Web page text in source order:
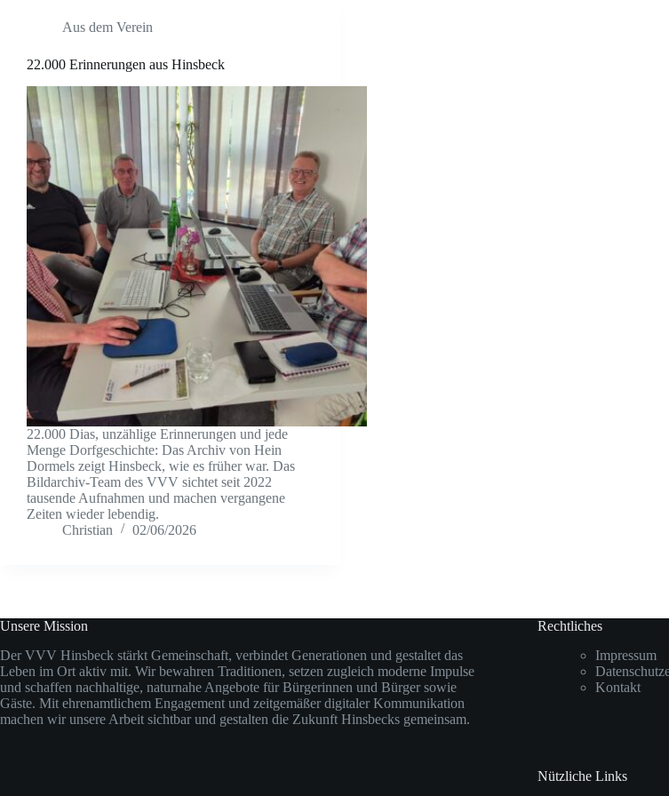
Aus dem Verein
22.000 Erinnerungen aus Hinsbeck
22.000 Dias, unzählige Erinnerungen und jede
Menge Dorfgeschichte: Das Archiv von Hein
Dormels zeigt Hinsbeck, wie es früher war. Das
Bildarchiv-Team des VVV sichtet seit 2022
tausende Aufnahmen und machen vergangene
Zeiten wieder lebendig.
Christian
02/06/2026
Unsere Mission
Der VVV Hinsbeck stärkt Gemeinschaft, verbindet Generationen und gestaltet das
Leben im Ort aktiv mit. Wir bewahren Traditionen, setzen zugleich moderne Impulse
und schaffen nachhaltige, naturnahe Angebote für Bürgerinnen und Bürger sowie
Gäste. Mit ehrenamtlichem Engagement und zeitgemäßer digitaler Kommunikation
machen wir unsere Arbeit sichtbar und gestalten die Zukunft Hinsbecks gemeinsam.
Rechtliches
Impressum
Kontakt
Nützliche Links